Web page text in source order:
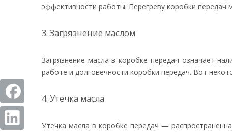
эффективности работы. Перегреву коробки передач
3. Загрязнение маслом
Загрязнение масла в коробке передач означает
работе и долговечности коробки передач. Вот
4. Утечка масла
Утечка масла в коробке передач —